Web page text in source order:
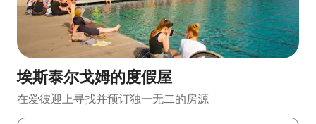
埃斯泰尔戈姆的度假屋
在爱彼迎上寻找并预订独一无二的房源